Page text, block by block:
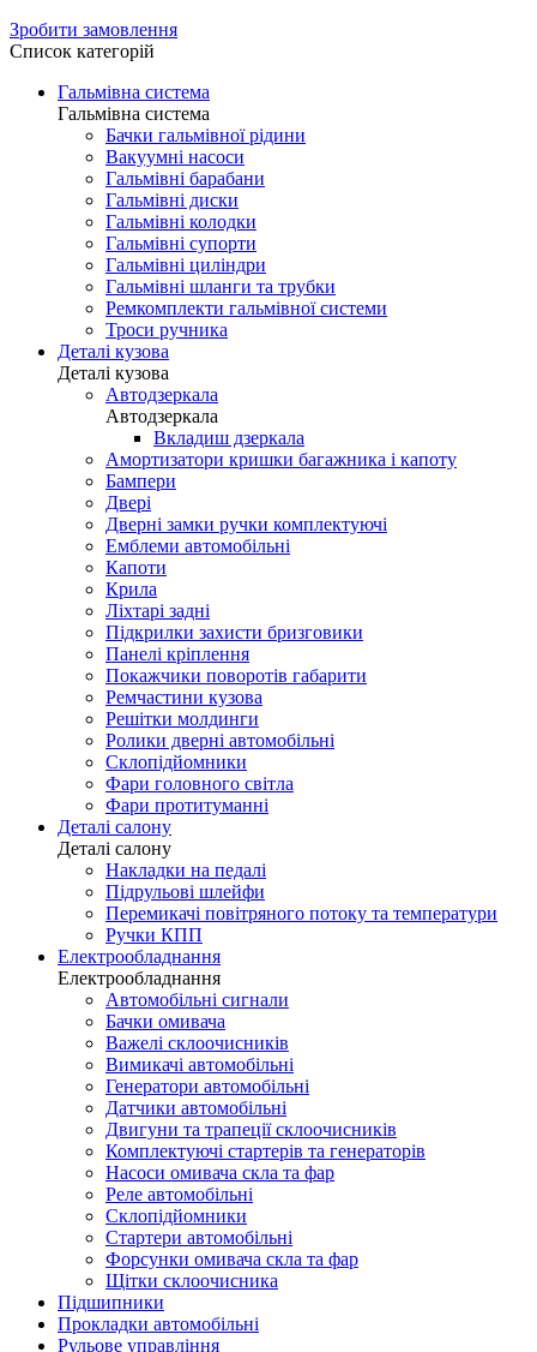
Зробити замовлення
Список категорій
Гальмівна система
Гальмівна система
Бачки гальмівної рідини
Вакуумні насоси
Гальмівні барабани
Гальмівні диски
Гальмівні колодки
Гальмівні супорти
Гальмівні циліндри
Гальмівні шланги та трубки
Ремкомплекти гальмівної системи
Троси ручника
Деталі кузова
Деталі кузова
Автодзеркала
Автодзеркала
Вкладиш дзеркала
Амортизатори кришки багажника і капоту
Бампери
Двері
Дверні замки ручки комплектуючі
Емблеми автомобільні
Капоти
Крила
Ліхтарі задні
Підкрилки захисти бризговики
Панелі кріплення
Покажчики поворотів габарити
Ремчастини кузова
Решітки молдинги
Ролики дверні автомобільні
Склопідйомники
Фари головного світла
Фари протитуманні
Деталі салону
Деталі салону
Накладки на педалі
Підрульові шлейфи
Перемикачі повітряного потоку та температури
Ручки КПП
Електрообладнання
Електрообладнання
Автомобільні сигнали
Бачки омивача
Важелі склоочисників
Вимикачі автомобільні
Генератори автомобільні
Датчики автомобільні
Двигуни та трапеції склоочисників
Комплектуючі стартерів та генераторів
Насоси омивача скла та фар
Реле автомобільні
Склопідйомники
Стартери автомобільні
Форсунки омивача скла та фар
Щітки склоочисника
Підшипники
Прокладки автомобільні
Рульове управління